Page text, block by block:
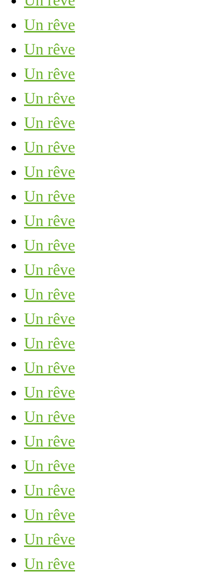
Un rêve
Un rêve
Un rêve
Un rêve
Un rêve
Un rêve
Un rêve
Un rêve
Un rêve
Un rêve
Un rêve
Un rêve
Un rêve
Un rêve
Un rêve
Un rêve
Un rêve
Un rêve
Un rêve
Un rêve
Un rêve
Un rêve
Un rêve